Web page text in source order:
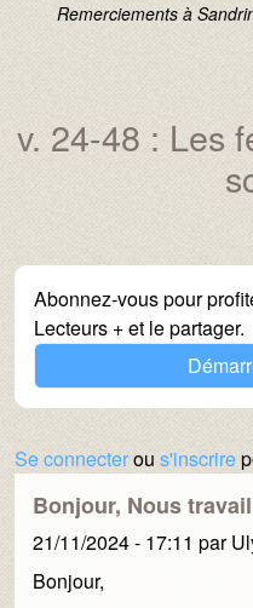
Remerciements à
v. 24-48 : Les
Abonnez-vous pour
Lecteurs + et le partager.
Se connecterou s'inscrire
Bonjour, Nous
21/11/2024 - 17:11 par
Bonjour,